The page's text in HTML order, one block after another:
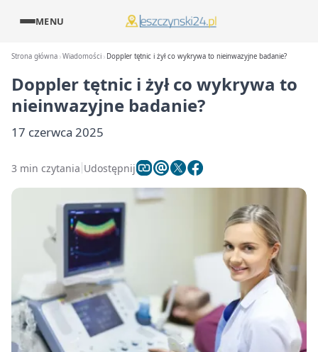
MENU
Strona główna Wiadomości Doppler tętnic i żył co wykrywa to nieinwazyjne badanie?
Doppler tętnic i żył co wykrywa to
nieinwazyjne badanie?
17 czerwca 2025
3 min czytania Udostępnij